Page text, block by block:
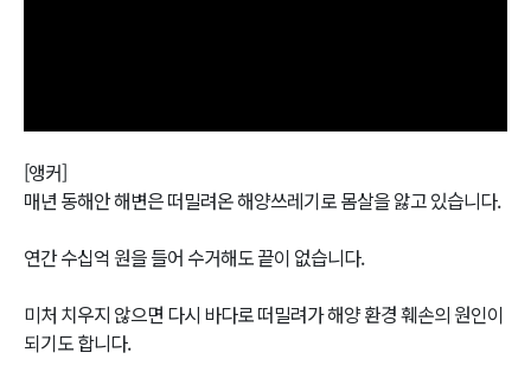
[앵커]
매년 동해안 해변은 떠밀려온 해양쓰레기로 몸살을 앓고 있습니다.
연간 수십억 원을 들어 수거해도 끝이 없습니다.
미처 치우지 않으면 다시 바다로 떠밀려가 해양 환경 훼손의 원인이
되기도 합니다.